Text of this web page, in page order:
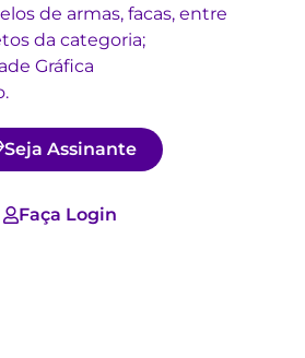
de armas, facas, entre
da categoria;
Gráfica
Seja Assinante
Faça Login